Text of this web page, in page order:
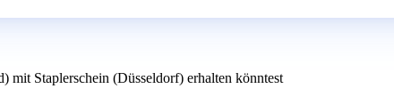
mit Staplerschein (Düsseldorf) erhalten könntest